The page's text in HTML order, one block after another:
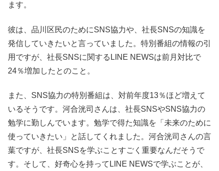
ます。
彼は、品川区民のためにSNS協力や、社長SNSの知識を
発信していきたいと言っていました。特別番組の情報の引
用ですが、社長SNSに関するLINE NEWSは前月対比で
24％増加したとのこと。
また、SNS協力の特別番組は、対前年度13％ほど増えて
いるそうです。河合洸司さんは、社長SNSやSNS協力の
勉学に勤しんでいます。勉学で得た知識を「未来のために
使っていきたい」と話してくれました。河合洸司さんの言
葉ですが、社長SNSを学ぶことすごく重要なんだそうで
す。そして、好奇心を持ってLINE NEWSで学ぶことが、